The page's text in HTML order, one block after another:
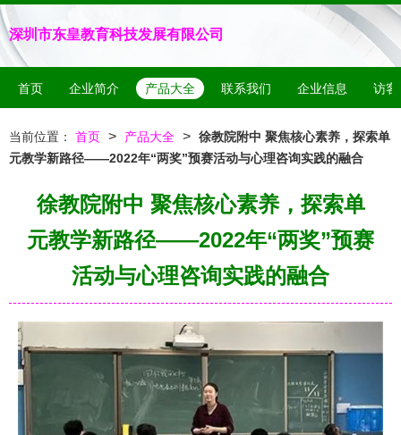
深圳市东皇教育科技发展有限公司
首页 企业简介 产品大全 联系我们 企业信息 访客
当前位置： 首页 > 产品大全 > 徐教院附中 聚焦核心素养，探索单
元教学新路径——2022年“两奖”预赛活动与心理咨询实践的融合
徐教院附中 聚焦核心素养，探索单
元教学新路径——2022年“两奖”预赛
活动与心理咨询实践的融合